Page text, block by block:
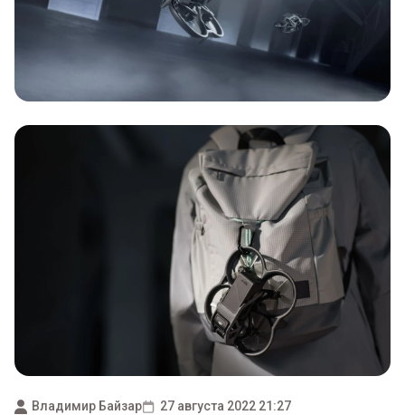
Владимир Байзар 27 августа 2022 21:27